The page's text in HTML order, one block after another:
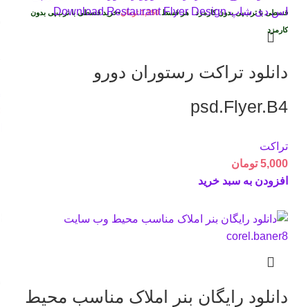
قسطی با ترب‌پی بدون کارمزد هر قسط1,250 تومان•خرید قسطی با ترب‌پی بدون
کارمزد
دانلود تراکت رستوران دورو
psd.Flyer.B4
تراکت
5,000 تومان
افزودن به سبد خرید
دانلود رایگان بنر املاک مناسب محیط